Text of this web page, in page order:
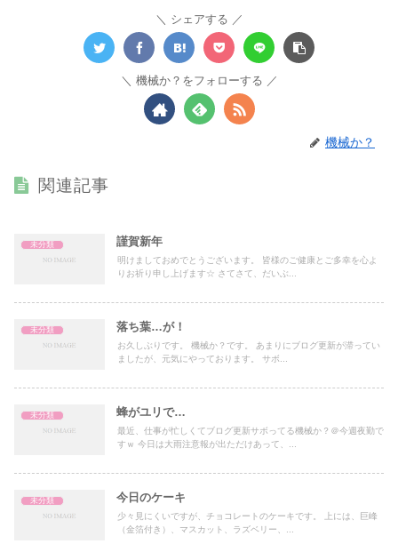
シェアする
機械か？をフォローする
機械か？
関連記事
未分類 謹賀新年
明けましておめでとうございます。 皆様のご健康とご多幸を心よ
りお祈り申し上げます☆ さてさて、だいぶ...
未分類 落ち葉…が！
お久しぶりです。 機械か？です。 あまりにブログ更新が滞ってい
ましたが、元気にやっております。 サボ...
未分類 蜂がユリで…
最近、仕事が忙しくてブログ更新サボってる機械か？＠今週夜勤で
すｗ 今日は大雨注意報が出ただけあって、...
未分類 今日のケーキ
少々見にくいですが、チョコレートのケーキです。 上には、巨峰
（金箔付き）、マスカット、ラズベリー、...